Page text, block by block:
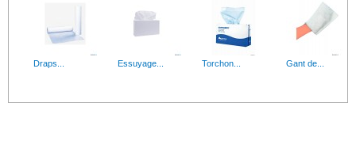
Draps... Essuyage... Torchon... Gant de...